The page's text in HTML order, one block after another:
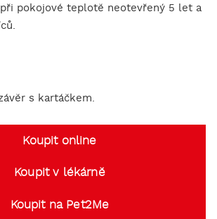
pokojové teplotě neotevřený 5 let a
s kartáčkem.
Koupit online
Koupit v lékárně
Koupit na Pet2Me